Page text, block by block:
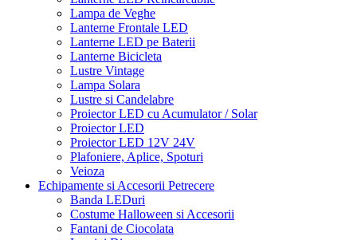
Lampa de Veghe
Lanterne Frontale LED
Lanterne LED pe Baterii
Lanterne Bicicleta
Lustre Vintage
Lampa Solara
Lustre si Candelabre
Proiector LED cu Acumulator / Solar
Proiector LED
Proiector LED 12V 24V
Plafoniere, Aplice, Spoturi
Veioza
Echipamente si Accesorii Petrecere
Banda LEDuri
Costume Halloween si Accesorii
Fantani de Ciocolata